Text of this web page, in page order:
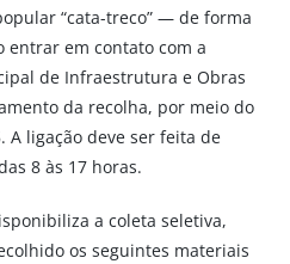
“cata-treco” — de forma
entrar em contato com a
de Infraestrutura e Obras
da recolha, por meio do
A ligação deve ser feita de
8 às 17 horas.
a coleta seletiva,
os seguintes materiais